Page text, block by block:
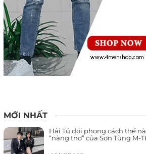
MỚI NHẤT
Hải Tú đổi phong cách thế
“nàng thơ” của Sơn Tùng M-